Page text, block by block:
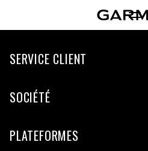
SERVICE CLIENT
SOCIÉTÉ
PLATEFORMES